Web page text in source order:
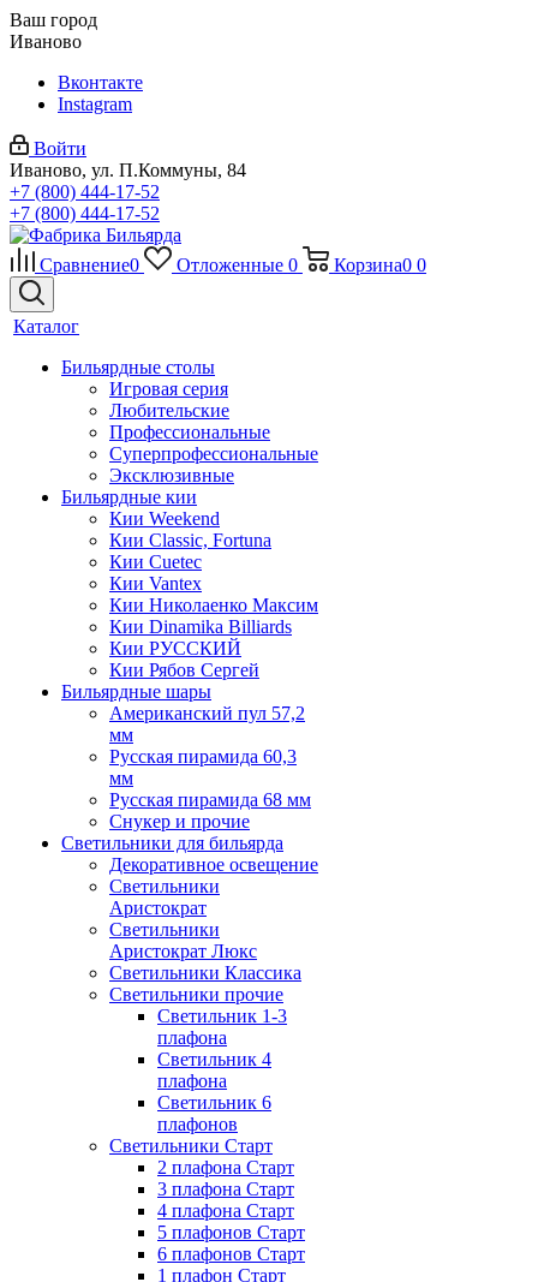
Ваш город
Иваново
Вконтакте
Instagram
Войти
Иваново, ул. П.Коммуны, 84
+7 (800) 444-17-52
+7 (800) 444-17-52
Сравнение0 Отложенные 0 Корзина0 0
Каталог
Бильярдные столы
Игровая серия
Любительские
Профессиональные
Суперпрофессиональные
Эксклюзивные
Бильярдные кии
Кии Weekend
Кии Classic, Fortuna
Кии Cuetec
Кии Vantex
Кии Николаенко Максим
Кии Dinamika Billiards
Кии РУССКИЙ
Кии Рябов Сергей
Бильярдные шары
Американский пул 57,2
мм
Русская пирамида 60,3
мм
Русская пирамида 68 мм
Снукер и прочие
Светильники для бильярда
Декоративное освещение
Светильники
Аристократ
Светильники
Аристократ Люкс
Светильники Классика
Светильники прочие
Светильник 1-3
плафона
Светильник 4
плафона
Светильник 6
плафонов
Светильники Старт
2 плафона Старт
3 плафона Старт
4 плафона Старт
5 плафонов Старт
6 плафонов Старт
1 плафон Старт